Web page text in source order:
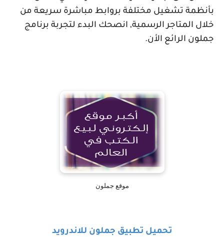
بأنظمة تشغيل مختلفة بروابط مباشرة سريعة من
خلال المتاجر الرسمية, انصحك البدء لتجربة برنامج
جملون الرائع الأن.
موقع جملون
تحميل تطبيق جملون للاندرويد